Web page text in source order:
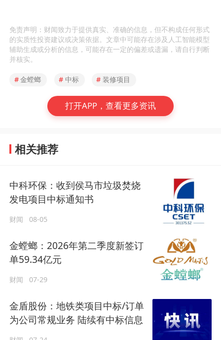
免责声明：财闻致力于提供真实、准确的信息，但不构成任何形式
的实质性投资建议或决策依据。文章中可能存在涉及人工智能模型
辅助生成或分析的信息，可能存在一定的偏差或遗漏，请自行判断
并核实。
#金螳螂 # 中标 # 装修项目
打开APP，查看更多资讯
相关推荐
中科环保：收到侯马市垃圾焚烧
发电项目中标通知书
财闻 08-05
金螳螂：2026年第二季度新签订
单59.34亿元
财闻 07-29
金盾股份：地铁类项目中标/订单
为公司常规业务 陆续有中标信息